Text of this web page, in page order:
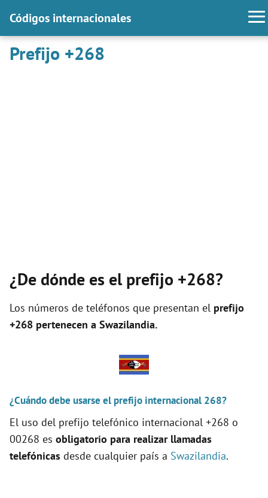
Códigos internacionales
Prefijo +268
¿De dónde es el prefijo +268?
Los números de teléfonos que presentan el prefijo
+268 pertenecen a Swazilandia.
¿Cuándo debe usarse el prefijo internacional 268?
El uso del prefijo telefónico internacional +268 o
00268 es obligatorio para realizar llamadas
telefónicas desde cualquier país a Swazilandia.